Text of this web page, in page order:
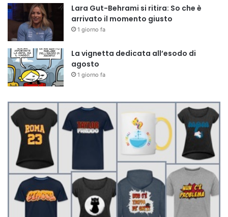
Lara Gut-Behrami si ritira: So che è
arrivato il momento giusto
1 giorno fa
La vignetta dedicata all’esodo di
agosto
1 giorno fa